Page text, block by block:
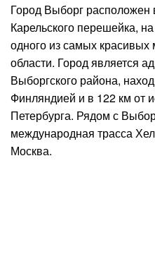
Город Выборг расположен
Карельского перешейка,
одного из самых красивых
области. Город является
Выборгского района,
Финляндией и в 122 км от
Петербурга. Рядом с
международная трасса
Москва.